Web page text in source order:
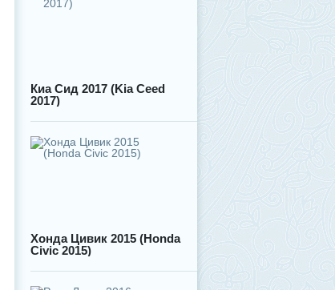
Киа Сид 2017 (Kia Ceed
2017)
Хонда Цивик 2015 (Honda
Civic 2015)